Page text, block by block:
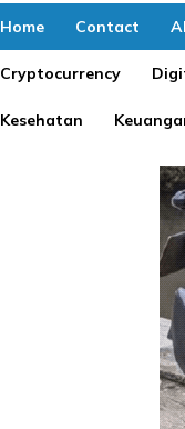
Home Contact
Cryptocurrency
Kesehatan